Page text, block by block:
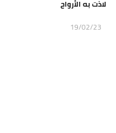
لاذت به الأرواح
19/02/23